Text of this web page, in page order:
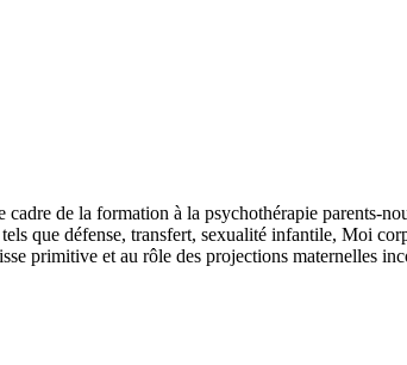
cadre de la formation à la psychothérapie parents-
que défense, transfert, sexualité infantile, Moi
primitive et au rôle des projections maternelles